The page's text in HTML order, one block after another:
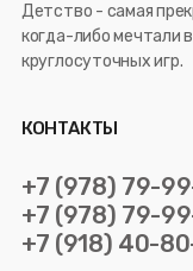
Детство - самая
когда-либо мечтали
круглосуточных игр.
КОНТАКТЫ
+7 (978) 79-
+7 (978) 79-
+7 (918) 40-